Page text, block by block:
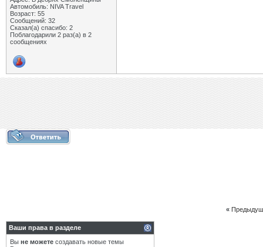
Автомобиль: NIVA Travel
Возраст: 55
Сообщений: 32
Сказал(а) спасибо: 2
Поблагодарили 2 раз(а) в 2
сообщениях
«
Ваши права в разделе
Вы не можете создавать новые темы